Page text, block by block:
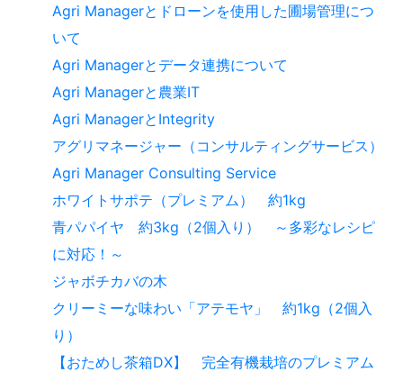
Agri Managerとドローンを使用した圃場管理につ
いて
Agri Managerとデータ連携について
Agri Managerと農業IT
Agri ManagerとIntegrity
アグリマネージャー（コンサルティングサービス）
Agri Manager Consulting Service
ホワイトサポテ（プレミアム） 約1kg
青パパイヤ 約3kg（2個入り） ～多彩なレシピ
に対応！～
ジャボチカバの木
クリーミーな味わい「アテモヤ」 約1kg（2個入
り）
【おためし茶箱DX】 完全有機栽培のプレミアム